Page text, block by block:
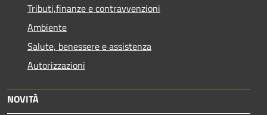
Tributi,finanze e contravvenzioni
Ambiente
Salute, benessere e assistenza
Autorizzazioni
NOVITÀ